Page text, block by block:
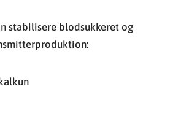
stabilisere blodsukkeret og